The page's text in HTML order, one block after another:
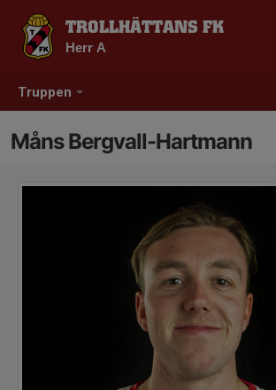
Truppen
TROLLHÄTTANS FK
Herr A
Måns Bergvall-Hartmann